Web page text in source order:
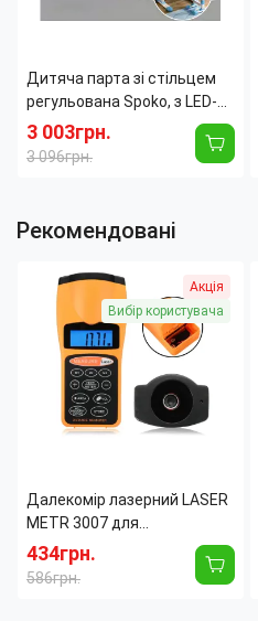
Дитяча парта зі стільцем
регульована Spoko, з LED-
лампою та підставкою для
книг, канцелярії, 70х50 см,
синя Рожевий
3 003грн.
3 096грн.
Рекомендовані
Акція
Вибір користувача
Далекомір лазерний LASER
METR 3007 для
вимірювання довжини,
площі, об'єму, до 18 м, з
підсвіткою
434грн.
586грн.